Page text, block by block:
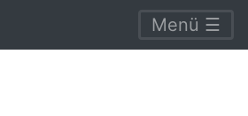
Menü ☰